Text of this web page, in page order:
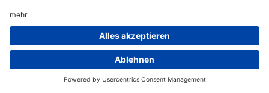
auch die Naturfreunde ihre Wurzeln der sich emanzipierten
Arbeiterklasse um die Jahrhundertwende verdanken.“
Folgerichtig entwickelte sich bei den Brandenburger Anglern der
Wunsch, als ein Bestandteil des DAV einen Anglerverband für das
Land Brandenburg zu gründen. Die Zielsetzung bestand damals
darin, den bestehenden Anglervereinen in Brandenburg eine sichere